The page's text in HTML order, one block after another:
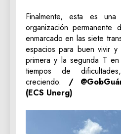
Finalmente, esta es
organización permanente
enmarcado en las siete
espacios para buen vivir y
primera y la segunda T
tiempos de
creciendo. /
(ECS Unerg)